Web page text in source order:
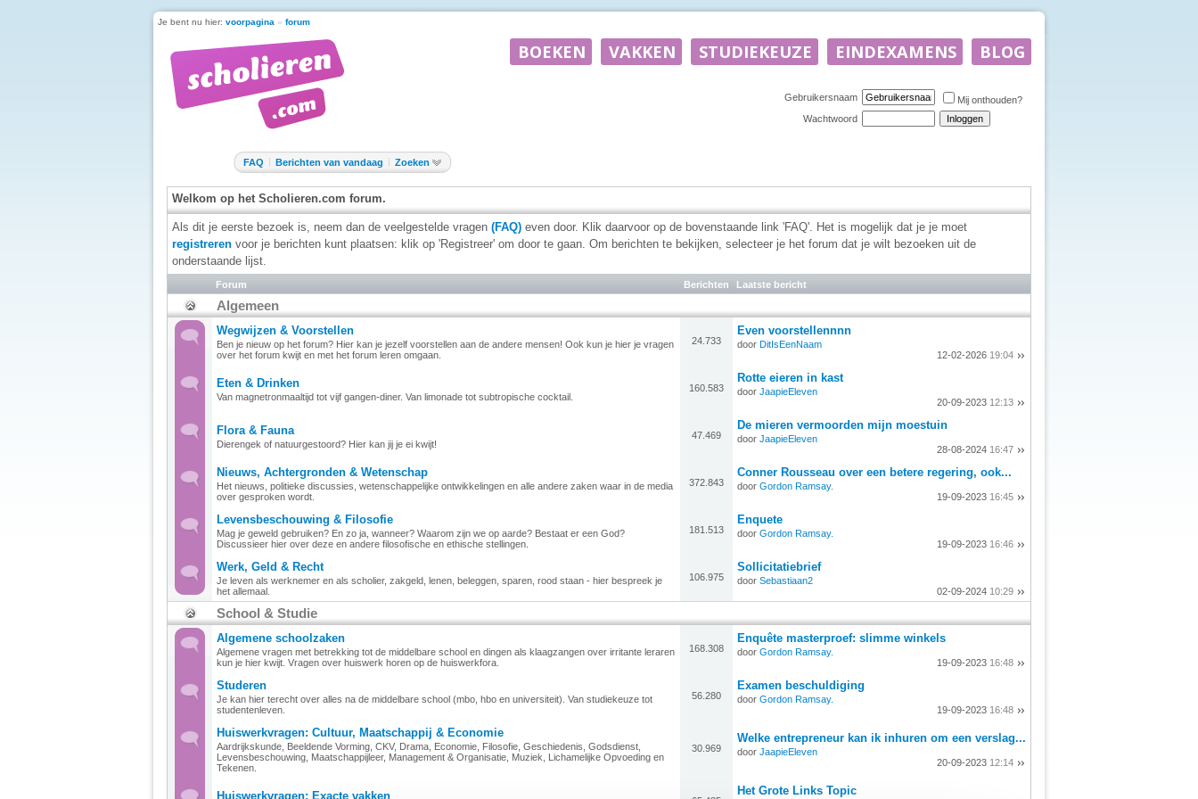
Je bent nu hier: voorpagina » forum
Gebruikersnaam
Mij onthouden?
Wachtwoord
FAQ Berichten van vandaag Zoeken
Welkom op het Scholieren.com forum.
Als dit je eerste bezoek is, neem dan de veelgestelde vragen (FAQ) even door. Klik daarvoor op de bovenstaande link 'FAQ'. Het is mogelijk dat je je moet
registreren voor je berichten kunt plaatsen: klik op 'Registreer' om door te gaan. Om berichten te bekijken, selecteer je het forum dat je wilt bezoeken uit de
onderstaande lijst.
Forum Berichten Laatste bericht
Algemeen
Wegwijzen & Voorstellen
Ben je nieuw op het forum? Hier kan je jezelf voorstellen aan de andere mensen! Ook kun je hier je vragen
over het forum kwijt en met het forum leren omgaan.
24.733
Even voorstellennnn
door DitIsEenNaam
12-02-2026 19:04
Eten & Drinken
Van magnetronmaaltijd tot vijf gangen-diner. Van limonade tot subtropische cocktail.
160.583
Rotte eieren in kast
door JaapieEleven
20-09-2023 12:13
Flora & Fauna
Dierengek of natuurgestoord? Hier kan jij je ei kwijt!
47.469
De mieren vermoorden mijn moestuin
door JaapieEleven
28-08-2024 16:47
Nieuws, Achtergronden & Wetenschap
Het nieuws, politieke discussies, wetenschappelijke ontwikkelingen en alle andere zaken waar in de media
over gesproken wordt.
372.843
Conner Rousseau over een betere regering, ook...
door Gordon Ramsay.
19-09-2023 16:45
Levensbeschouwing & Filosofie
Mag je geweld gebruiken? En zo ja, wanneer? Waarom zijn we op aarde? Bestaat er een God?
Discussieer hier over deze en andere filosofische en ethische stellingen.
181.513
Enquete
door Gordon Ramsay.
19-09-2023 16:46
Werk, Geld & Recht
Je leven als werknemer en als scholier, zakgeld, lenen, beleggen, sparen, rood staan - hier bespreek je
het allemaal.
106.975
Sollicitatiebrief
door Sebastiaan2
02-09-2024 10:29
School & Studie
Algemene schoolzaken
Algemene vragen met betrekking tot de middelbare school en dingen als klaagzangen over irritante leraren
kun je hier kwijt. Vragen over huiswerk horen op de huiswerkfora.
168.308
Enquête masterproef: slimme winkels
door Gordon Ramsay.
19-09-2023 16:48
Studeren
Je kan hier terecht over alles na de middelbare school (mbo, hbo en universiteit). Van studiekeuze tot
studentenleven.
56.280
Examen beschuldiging
door Gordon Ramsay.
19-09-2023 16:48
Huiswerkvragen: Cultuur, Maatschappij & Economie
Aardrijkskunde, Beeldende Vorming, CKV, Drama, Economie, Filosofie, Geschiedenis, Godsdienst,
Levensbeschouwing, Maatschappijleer, Management & Organisatie, Muziek, Lichamelijke Opvoeding en
Tekenen.
30.969
Welke entrepreneur kan ik inhuren om een verslag...
door JaapieEleven
20-09-2023 12:14
Huiswerkvragen: Exacte vakken Het Grote Links Topic